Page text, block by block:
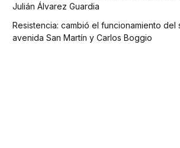
Julián Álvarez Guardia
Resistencia: cambió el funcionamiento del
avenida San Martín y Carlos Boggio